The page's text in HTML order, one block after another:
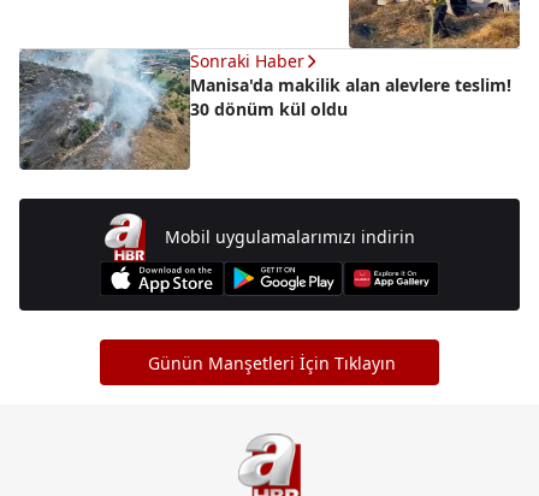
Sonraki Haber
Manisa'da makilik alan alevlere teslim!
30 dönüm kül oldu
Mobil uygulamalarımızı indirin
Günün Manşetleri İçin Tıklayın